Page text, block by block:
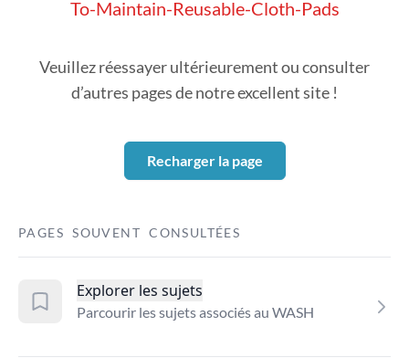
To-Maintain-Reusable-Cloth-Pads
Veuillez réessayer ultérieurement ou consulter
d’autres pages de notre excellent site !
Recharger la page
PAGES SOUVENT CONSULTÉES
Explorer les sujets
Parcourir les sujets associés au WASH